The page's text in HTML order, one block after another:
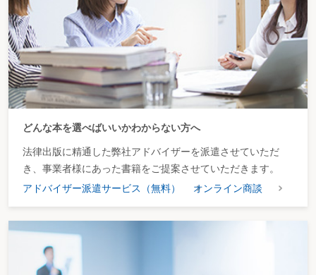
どんな本を選べばいいかわからない方へ
法律出版に精通した弊社アドバイザーを派遣させていただ
き、事業者様にあった書籍をご提案させていただきます。
アドバイザー派遣サービス（無料）
オンライン商談